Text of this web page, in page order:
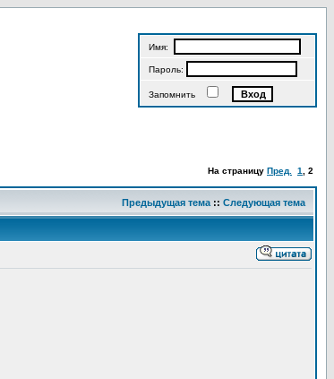
Имя:
Пароль:
Запомнить
На страницу Пред. 1 2
Предыдущая тема :: Следующая тема